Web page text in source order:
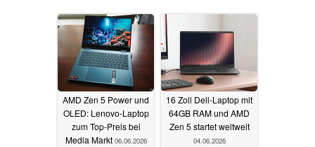
AMD Zen 5 Power und
OLED: Lenovo-Laptop
zum Top-Preis bei
Media Markt 06.06.2026
16 Zoll Dell-Laptop mit
64GB RAM und AMD
Zen 5 startet weltweit
04.06.2026